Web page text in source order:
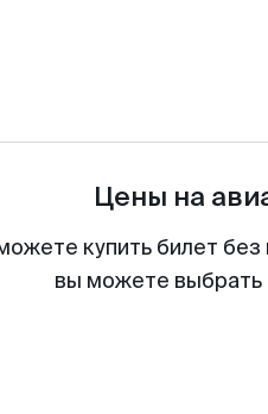
Цены на
купить билет
вы можете выбрать